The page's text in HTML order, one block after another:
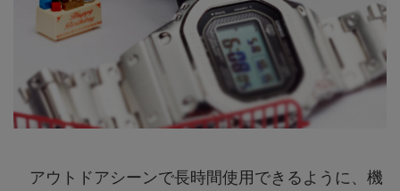
アウトドアシーンで長時間使用できるように、機